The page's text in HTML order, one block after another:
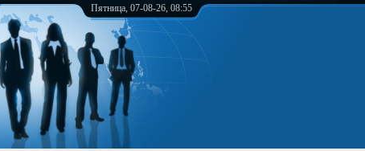
Пятница, 07-08-26, 08:55